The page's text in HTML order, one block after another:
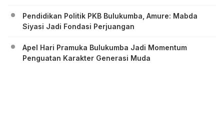
Pendidikan Politik PKB Bulukumba, Amure: Mabda
Siyasi Jadi Fondasi Perjuangan
Apel Hari Pramuka Bulukumba Jadi Momentum
Penguatan Karakter Generasi Muda